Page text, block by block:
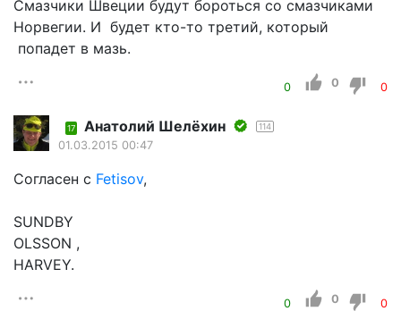
Смазчики Швеции будут бороться со смазчиками
Норвегии. И будет кто-то третий, который
попадет в мазь.
0 0 0
17 Анатолий Шелёхин 114
01.03.2015 00:47
Согласен с Fetisov,
SUNDBY
OLSSON ,
HARVEY.
0 0 0